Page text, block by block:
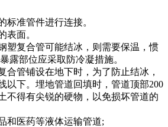
标准管件进行连接。
表面。
塑复合管可能结冰，则需要保温，惯
露部位应采取防冷凝措施。
合管铺设在地下时，为了防止结冰，
以下。埋地管道回填时，管道顶部200
不得有尖锐的硬物，以免损坏管道的
和医药等液体运输管道;